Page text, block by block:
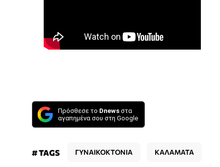
Πρόσθεσε το Dnews στα
αγαπημένα σου στη Google
# TAGS ΓΥΝΑΙΚΟΚΤΟΝΙΑ ΚΑΛΑΜΑΤΑ